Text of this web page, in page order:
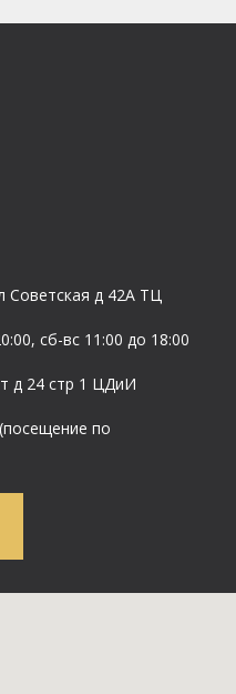
Cоветская д 42А ТЦ
сб-вс 11:00 до 18:00
д 24 стр 1 ЦДиИ
по